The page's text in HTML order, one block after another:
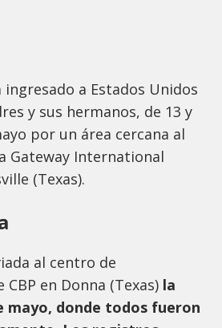
ingresado a Estados Unidos
y sus hermanos, de 13 y
por un área cercana al
Gateway International
(Texas).
al centro de
en Donna (Texas) la
mayo, donde todos fueron